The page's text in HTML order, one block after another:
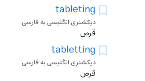
tableting
دیکشنری انگلیسی به فارسی
قرص
tabletting
دیکشنری انگلیسی به فارسی
قرص